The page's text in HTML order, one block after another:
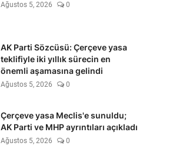
Ağustos 5, 2026 0
AK Parti Sözcüsü: Çerçeve yasa
teklifiyle iki yıllık sürecin en
önemli aşamasına gelindi
Ağustos 5, 2026 0
Çerçeve yasa Meclis'e sunuldu;
AK Parti ve MHP ayrıntıları açıkladı
Ağustos 5, 2026 0